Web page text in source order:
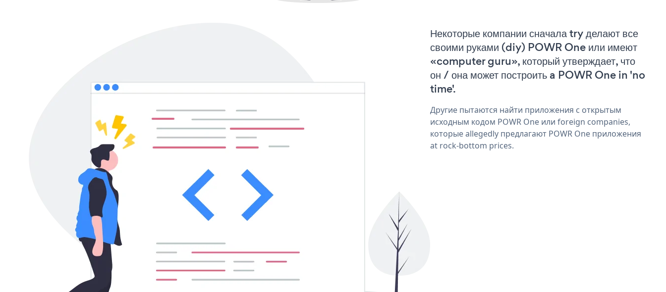
Некоторые компании сначала try делают все
своими руками (diy) POWR One или имеют
«computer guru», который утверждает, что
он / она может построить a POWR One in 'no
time'.
Другие пытаются найти приложения с открытым
исходным кодом POWR One или foreign companies,
которые allegedly предлагают POWR One приложения
at rock-bottom prices.